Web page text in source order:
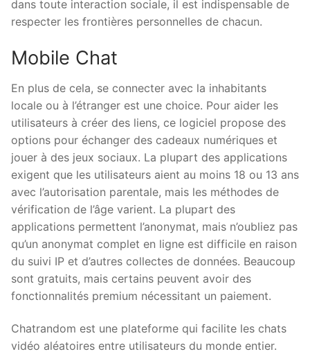
dans toute interaction sociale, il est indispensable de
respecter les frontières personnelles de chacun.
Mobile Chat
En plus de cela, se connecter avec la inhabitants
locale ou à l’étranger est une choice. Pour aider les
utilisateurs à créer des liens, ce logiciel propose des
options pour échanger des cadeaux numériques et
jouer à des jeux sociaux. La plupart des applications
exigent que les utilisateurs aient au moins 18 ou 13 ans
avec l’autorisation parentale, mais les méthodes de
vérification de l’âge varient. La plupart des
applications permettent l’anonymat, mais n’oubliez pas
qu’un anonymat complet en ligne est difficile en raison
du suivi IP et d’autres collectes de données. Beaucoup
sont gratuits, mais certains peuvent avoir des
fonctionnalités premium nécessitant un paiement.
Chatrandom est une plateforme qui facilite les chats
vidéo aléatoires entre utilisateurs du monde entier.